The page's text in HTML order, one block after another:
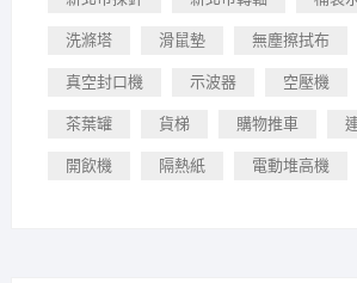
洗滌塔 滑鼠墊 無塵擦拭布
真空封口機 示波器 空壓機
茶葉罐 貨梯 購物推車
開飲機 隔熱紙 電動堆高機